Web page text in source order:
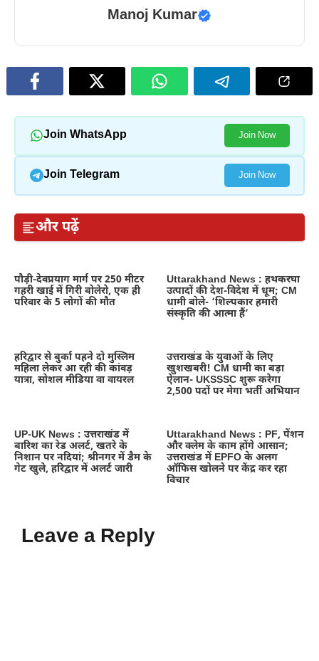
Manoj Kumar
Join WhatsApp Join Now
Join Telegram Join Now
और पढ़ें
पौड़ी-देवप्रयाग मार्ग पर 250 मीटर
गहरी खाई में गिरी बोलेरो, एक ही
परिवार के 5 लोगों की मौत
Uttarakhand News : हथकरघा
उत्पादों की देश-विदेश में धूम; CM
धामी बोले- ‘शिल्पकार हमारी
संस्कृति की आत्मा हैं’
हरिद्वार से बुर्का पहने दो मुस्लिम
महिला लेकर आ रही की कांवड़
यात्रा, सोशल मीडिया वा वायरल
उत्तराखंड के युवाओं के लिए
खुशखबरी! CM धामी का बड़ा
ऐलान- UKSSSC शुरू करेगा
2,500 पदों पर मेगा भर्ती अभियान
UP-UK News : उत्तराखंड में
बारिश का रेड अलर्ट, खतरे के
निशान पर नदियां; श्रीनगर में डैम के
गेट खुले, हरिद्वार में अलर्ट जारी
Uttarakhand News : PF, पेंशन
और क्लेम के काम होंगे आसान;
उत्तराखंड में EPFO के अलग
ऑफिस खोलने पर केंद्र कर रहा
विचार
Leave a Reply